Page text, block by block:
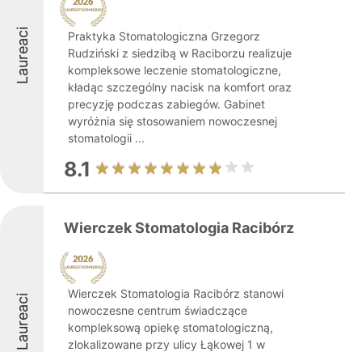
Laureaci
Praktyka Stomatologiczna Grzegorz
Rudziński z siedzibą w Raciborzu realizuje
kompleksowe leczenie stomatologiczne,
kładąc szczególny nacisk na komfort oraz
precyzję podczas zabiegów. Gabinet
wyróżnia się stosowaniem nowoczesnej
stomatologii ...
8.1
Laureaci
Wierczek Stomatologia Racibórz
Wierczek Stomatologia Racibórz stanowi
nowoczesne centrum świadczące
kompleksową opiekę stomatologiczną,
zlokalizowane przy ulicy Łąkowej 1 w